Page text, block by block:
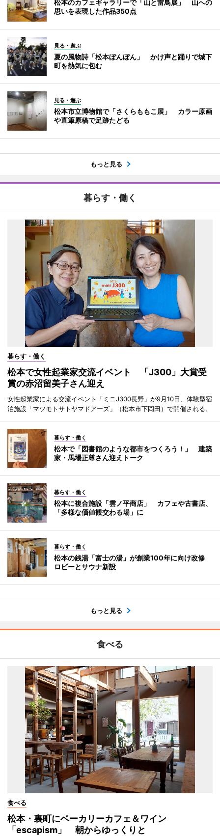
松本のカフェギャラリーで「山と雷鳥展」 山への
思いを表現した作品350点
見る・遊ぶ
夏の風物詩「松本ぼんぼん」 かけ声と踊りで城下
町を熱気に包む
見る・遊ぶ
松本市立博物館で「さくらももこ展」 カラー原画
や直筆原稿で足跡たどる
もっと見る
暮らす・働く
暮らす・働く
松本で女性起業家交流イベント 「J300」大賞受
賞の赤沼留美子さん迎え
女性起業家による交流イベント「ミニJ300長野」が9月10日、体験型宿
泊施設「マツモトサトヤマドアーズ」（松本市下岡田）で開催される。
暮らす・働く
松本で「図書館のような都市をつくろう！」 建築
家・馬場正尊さん迎えトーク
暮らす・働く
松本に複合施設「雲ノ平商店」 カフェや古書店、
「多様な価値観交わる場」に
暮らす・働く
松本の銭湯「富士の湯」が創業100年に向け改修
ロビーとサウナ新設
もっと見る
食べる
食べる
松本・裏町にベーカリーカフェ＆ワイン
「escapism」 朝からゆっくりと